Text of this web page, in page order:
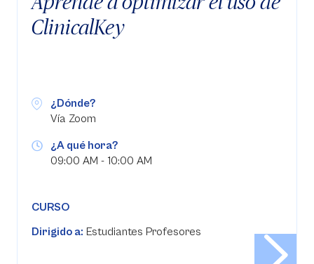
ClinicalKey
¿Dónde?
Vía Zoom
¿A qué hora?
09:00 AM - 10:00 AM
CURSO
Dirigido a: Estudiantes Profesores